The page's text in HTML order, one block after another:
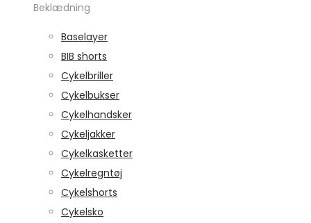
Beklædning
Baselayer
BIB shorts
Cykelbriller
Cykelbukser
Cykelhandsker
Cykeljakker
Cykelkasketter
Cykelregntøj
Cykelshorts
Cykelsko